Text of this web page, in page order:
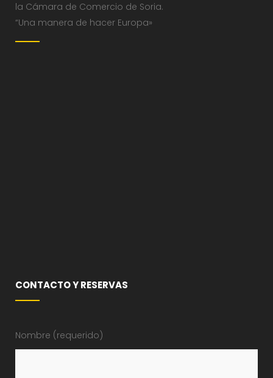
la Cámara de Comercio de Soria.
“Una manera de hacer Europa»
CONTACTO Y RESERVAS
Nombre (requerido)